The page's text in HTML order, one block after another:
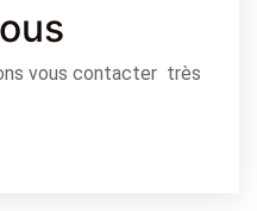
vous contacter très